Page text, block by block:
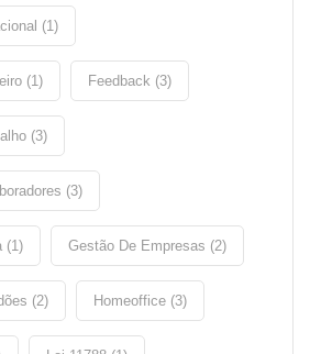
(1)
(1) Feedback (3)
(3)
(3)
(1) Gestão De Empresas (2)
(2) Homeoffice (3)